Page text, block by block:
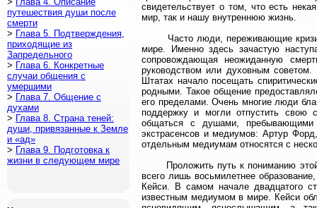
свидетельствует о том, что есть
мир, так и нашу внутреннюю жизнь.
Часто люди, переживающие кризис,
мире. Именно здесь зачастую
сопровождающая неожиданную
руководством или духовным
Штатах начало посещать
родными. Такое общение
его пределами. Очень многие люди
поддержку и могли отпустить свою
общаться с душами, пребывающими
экстрасенсов и медиумов: Артур
отдельным медиумам относятся с
Проложить путь к пониманию этой
всего лишь восьмилетнее
Кейси. В самом начале двадцатого
известным медиумом в мире. Кейси
путешествия души после
смерти
> Глава 5. Подтверждения,
приходящие из
Запредельного
> Глава 6. Конкретные
случаи общения с
умершими
> Глава 7. Общение с
духами
> Глава 8. Страна теней:
души, привязанные к Земле
и «ад»
> Глава 9. Подготовка к
жизни в следующем мире